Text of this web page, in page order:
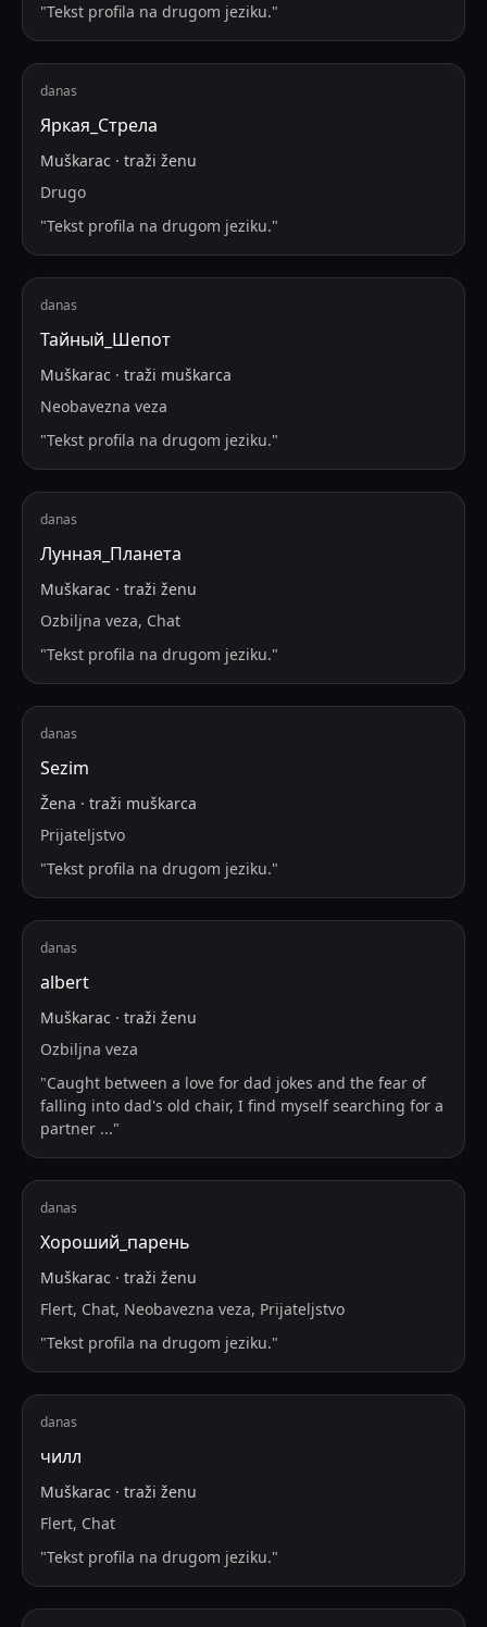
"Tekst profila na drugom jeziku."
danas
Яркая_Стрела
Muškarac · traži ženu
Drugo
"Tekst profila na drugom jeziku."
danas
Тайный_Шепот
Muškarac · traži muškarca
Neobavezna veza
"Tekst profila na drugom jeziku."
danas
Лунная_Планета
Muškarac · traži ženu
Ozbiljna veza, Chat
"Tekst profila na drugom jeziku."
danas
Sezim
Žena · traži muškarca
Prijateljstvo
"Tekst profila na drugom jeziku."
danas
albert
Muškarac · traži ženu
Ozbiljna veza
"Caught between a love for dad jokes and the fear of
falling into dad's old chair, I find myself searching for a
partner ..."
danas
Хороший_парень
Muškarac · traži ženu
Flert, Chat, Neobavezna veza, Prijateljstvo
"Tekst profila na drugom jeziku."
danas
чилл
Muškarac · traži ženu
Flert, Chat
"Tekst profila na drugom jeziku."